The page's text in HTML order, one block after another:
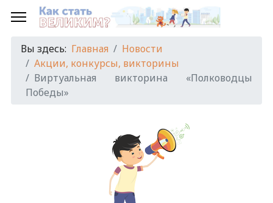
Вы здесь: Главная
Новости
Акции, конкурсы, викторины
Виртуальная викторина «Полководцы
Победы»